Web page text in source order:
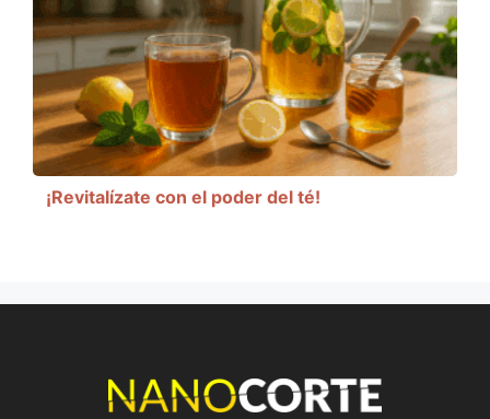
¡Revitalízate con el poder del té!